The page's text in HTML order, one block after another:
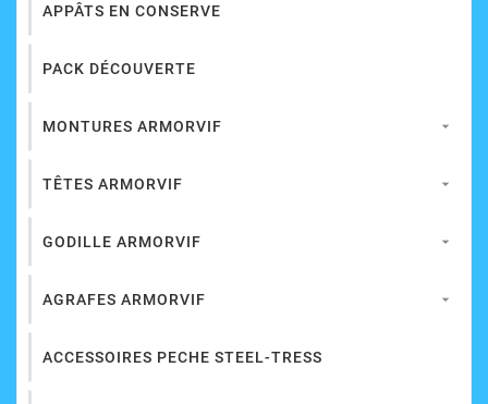
APPÂTS EN CONSERVE
PACK DÉCOUVERTE
MONTURES ARMORVIF 
TÊTES ARMORVIF 
GODILLE ARMORVIF 
AGRAFES ARMORVIF 
ACCESSOIRES PECHE STEEL-TRESS